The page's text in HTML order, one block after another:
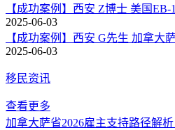
【成功案例】西安 Z博士 美国
2025-06-03
【成功案例】西安 G先生 加拿大
2025-06-03
移民资讯
查看更多
加拿大萨省2026雇主支持路径解